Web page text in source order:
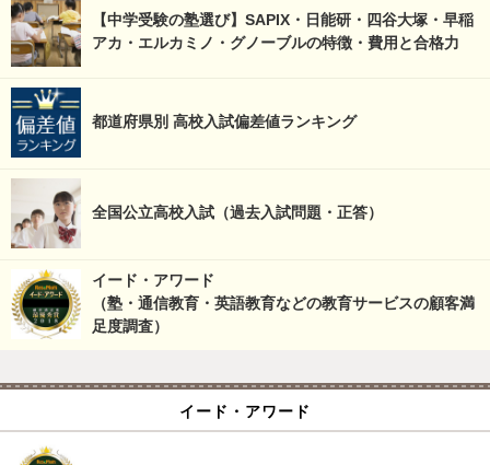
【中学受験の塾選び】SAPIX・日能研・四谷大塚・早稲
アカ・エルカミノ・グノーブルの特徴・費用と合格力
都道府県別 高校入試偏差値ランキング
全国公立高校入試（過去入試問題・正答）
イード・アワード
（塾・通信教育・英語教育などの教育サービスの顧客満
足度調査）
イード・アワード